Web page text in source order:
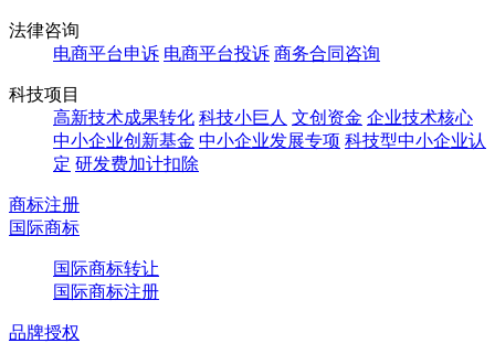
法律咨询
电商平台申诉 电商平台投诉 商务合同咨询
科技项目
高新技术成果转化 科技小巨人 文创资金 企业技术核心
中小企业创新基金 中小企业发展专项 科技型中小企业认
定 研发费加计扣除
商标注册
国际商标
国际商标转让
国际商标注册
品牌授权